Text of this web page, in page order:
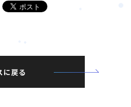
に戻る